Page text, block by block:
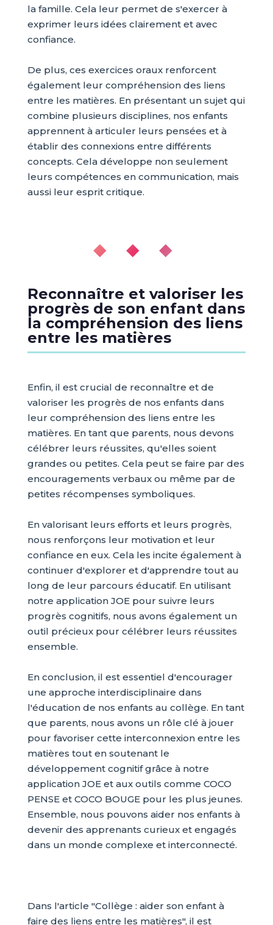
la famille. Cela leur permet de s'exercer à
exprimer leurs idées clairement et avec
confiance.
De plus, ces exercices oraux renforcent
également leur compréhension des liens
entre les matières. En présentant un sujet qui
combine plusieurs disciplines, nos enfants
apprennent à articuler leurs pensées et à
établir des connexions entre différents
concepts. Cela développe non seulement
leurs compétences en communication, mais
aussi leur esprit critique.
◆ ◆ ◆
Reconnaître et valoriser les
progrès de son enfant dans
la compréhension des liens
entre les matières
Enfin, il est crucial de reconnaître et de
valoriser les progrès de nos enfants dans
leur compréhension des liens entre les
matières. En tant que parents, nous devons
célébrer leurs réussites, qu'elles soient
grandes ou petites. Cela peut se faire par des
encouragements verbaux ou même par de
petites récompenses symboliques.
En valorisant leurs efforts et leurs progrès,
nous renforçons leur motivation et leur
confiance en eux. Cela les incite également à
continuer d'explorer et d'apprendre tout au
long de leur parcours éducatif. En utilisant
notre application JOE pour suivre leurs
progrès cognitifs, nous avons également un
outil précieux pour célébrer leurs réussites
ensemble.
En conclusion, il est essentiel d'encourager
une approche interdisciplinaire dans
l'éducation de nos enfants au collège. En tant
que parents, nous avons un rôle clé à jouer
pour favoriser cette interconnexion entre les
matières tout en soutenant le
développement cognitif grâce à notre
application JOE et aux outils comme COCO
PENSE et COCO BOUGE pour les plus jeunes.
Ensemble, nous pouvons aider nos enfants à
devenir des apprenants curieux et engagés
dans un monde complexe et interconnecté.
Dans l'article "Collège : aider son enfant à
faire des liens entre les matières", il est